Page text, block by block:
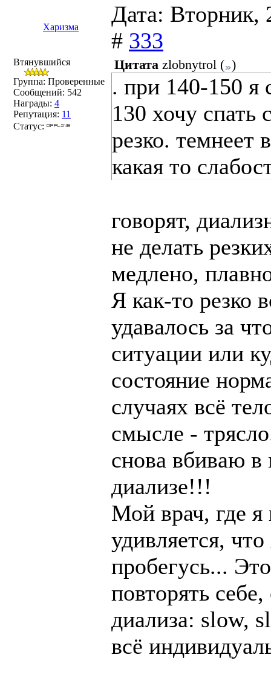
Харизма
Дата: Вторник,
# 333
Втянувшийся
Группа: Проверенные
Сообщений: 542
Награды: 4
Репутация: 11
Статус:
Цитата zlobnytrol ( )
. при 140-150 я
130 хочу спать
резко. темнеет
какая то
говорят,
не делать
медлено,
Я как-то резко
удавалось за
ситуации или
состояние
случаях всё
смысле -
снова вбиваю
диализе!!!
Мой врач, где я
удивляется,
пробегусь...
повторять
диализа: slow,
всё